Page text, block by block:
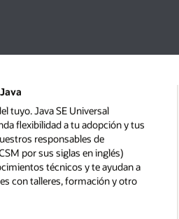
tuyo. Java SE Universal
flexibilidad a tu adopción y tus
responsables de
por sus siglas en inglés)
técnicos y te ayudan a
con talleres, formación y otro